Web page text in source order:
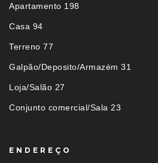
Apartamento 198
Casa 94
Terreno 77
Galpão/Deposito/Armazém 31
Loja/Salão 27
Conjunto comercial/Sala 23
ENDEREÇO